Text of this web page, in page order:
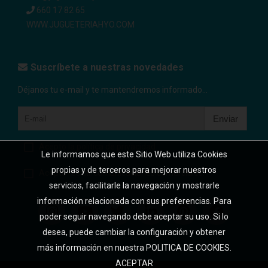
660 17 82 65
WWW.JUGUETERIAHYO.COM
Suscríbete a nuestras novedades
Déjanos tu e-mail y te mantendremos informado...
Enviar
Acepto recibir comunicaciones comerciales.
Le informamos que este Sitio Web utiliza Cookies
propias y de terceros para mejorar nuestros
servicios, facilitarle la navegación y mostrarle
información relacionada con sus preferencias. Para
poder seguir navegando debe aceptar su uso. Si lo
desea, puede cambiar la configuración y obtener
más información en nuestra POLITICA DE COOKIES.
ACEPTAR